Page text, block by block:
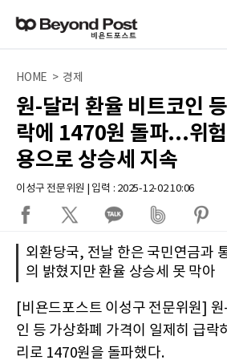
HOME > 경제
원-달러 환율 비트코인
락에 1470원 돌파...위
용으로 상승세 지속
이성구 전문위원 | 입력 : 2025-12-02 10:06
외환당국, 전날 한은 국민연금과
의 밝혔지만 환율 상승세 못 막아
[비욘드포스트 이성구 전문위원]
인 등 가상화폐 가격이 일제히 급락
리로 1470원을 돌파했다.